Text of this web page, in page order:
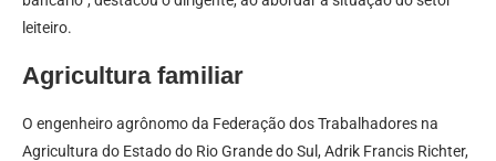
leiteiro.
Agricultura familiar
O engenheiro agrônomo da Federação dos Trabalhadores na
Agricultura do Estado do Rio Grande do Sul, Adrik Francis Richter,